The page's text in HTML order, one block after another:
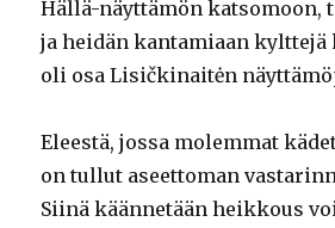
Hällä-näyttämön katsomoon,
ja heidän kantamiaan kylttejä
oli osa Lisičkinaitėn
Eleestä, jossa molemmat
on tullut aseettoman
Siinä käännetään heikkous